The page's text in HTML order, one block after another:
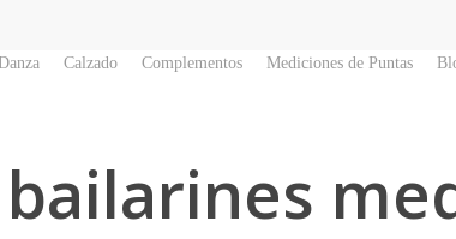
Calzado Complementos Mediciones de Puntas